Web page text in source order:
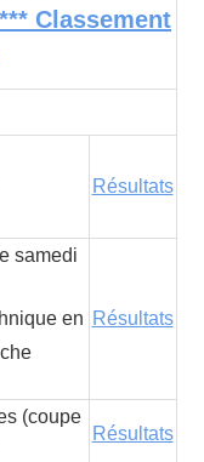
Classement
Résultats
samedi
en Résultats
(coupe
Résultats